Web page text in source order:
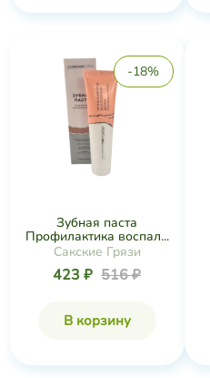
-18%
Зубная паста
Профилактика воспал...
Сакские Грязи
423 ₽ 516 ₽
В корзину